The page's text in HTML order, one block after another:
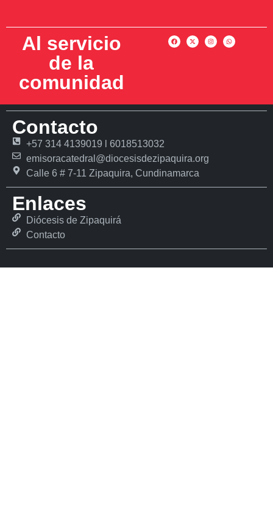
Al servicio
de la
comunidad
Contacto
+57 314 4139019 l 6018513032
emisoracatedral@diocesisdezipaquira.org
Calle 6 # 7-11 Zipaquira, Cundinamarca
Enlaces
Diócesis de Zipaquirá
Contacto